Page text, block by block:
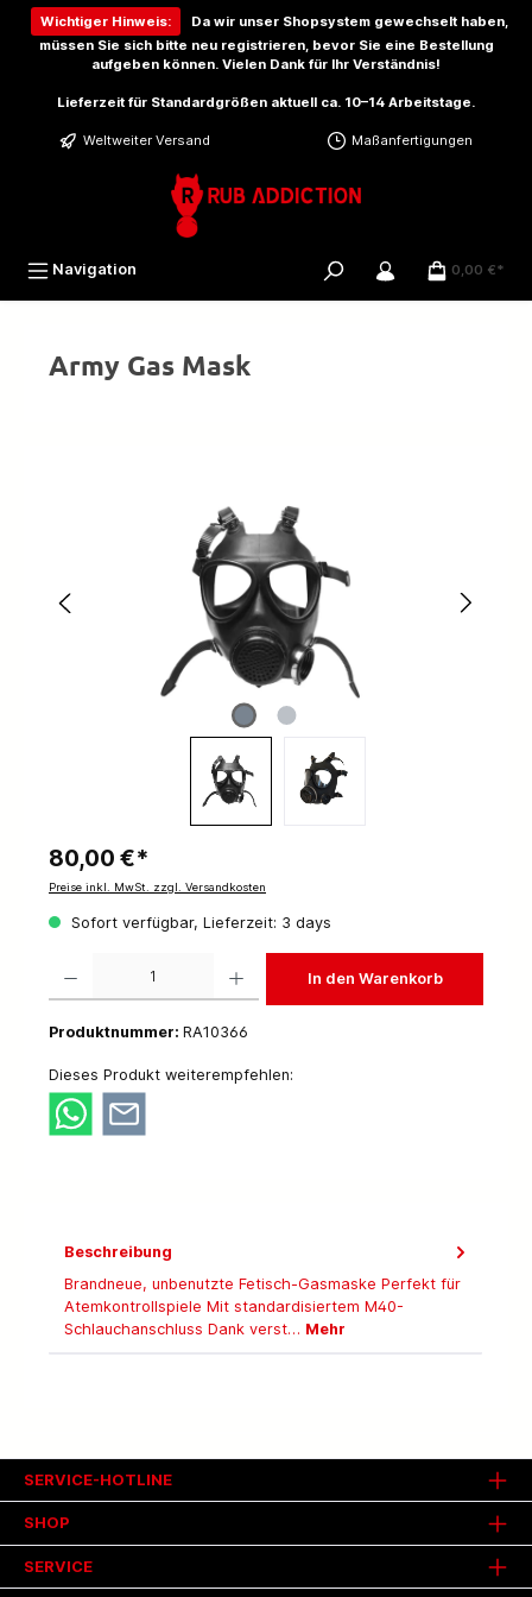
springen
Wichtiger Hinweis:
Da wir unser Shopsystem gewechselt haben,
müssen Sie sich bitte neu registrieren, bevor Sie eine Bestellung
aufgeben können. Vielen Dank für Ihr Verständnis!
Lieferzeit für Standardgrößen aktuell ca. 10–14 Arbeitstage.
Weltweiter Versand Maßanfertigungen
Navigation 0,00 €*
Army Gas Mask
80,00 €*
Preise inkl. MwSt. zzgl. Versandkosten
Sofort verfügbar, Lieferzeit: 3 days
In den Warenkorb
Produktnummer: RA10366
Dieses Produkt weiterempfehlen:
Beschreibung
Brandneue, unbenutzte Fetisch-Gasmaske Perfekt für
Atemkontrollspiele Mit standardisiertem M40-
Schlauchanschluss Dank verst… Mehr
SHOP
SERVICE
SERVICE-HOTLINE